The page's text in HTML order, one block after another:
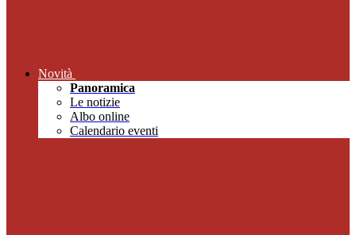
Novità
Panoramica
Le notizie
Albo online
Calendario eventi